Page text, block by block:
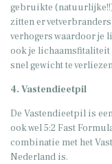
gebruikte
zitten er
verhogers waardoor je
ook je lichaamsfitaliteit
snel gewicht te
4. Vastendieetpil
De Vastendieetpil is
ook wel 5:2 Fast
combinatie met het
Nederland is.